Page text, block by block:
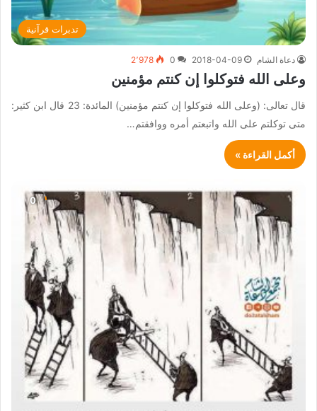
تدبرات قرآنية
دعاة الشام 2018-04-09
0 2٬978
وعلى الله فتوكلوا إن كنتم مؤمنين
قال تعالى: (وعلى الله فتوكلوا إن كنتم مؤمنين) المائدة: 23 قال ابن كثير:
متى توكلتم على الله واتبعتم أمره ووافقتم…
أكمل القراءة »